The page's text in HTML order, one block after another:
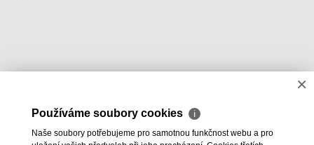
×
Používáme soubory cookies ℹ
Naše soubory potřebujeme pro samotnou funkčnost webu a pro